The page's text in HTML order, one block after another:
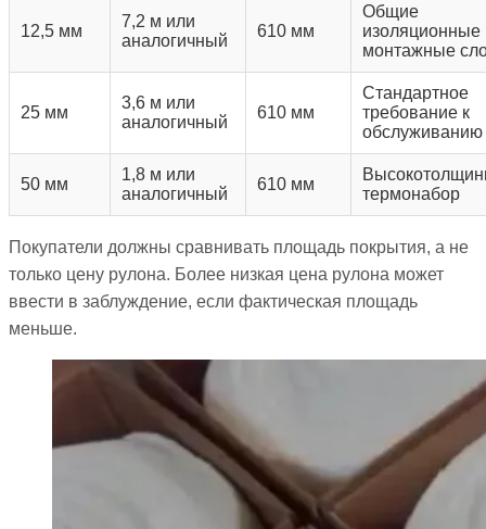
12,5 мм
7,2 м или
аналогичный
610 мм
Общие
изоляционные
монтажные
25 мм
3,6 м или
аналогичный
610 мм
Стандартное
требование к
обслуживанию
50 мм
1,8 м или
аналогичный
610 мм
термонабор
Покупатели должны сравнивать площадь покрытия, а не
только цену рулона. Более низкая цена рулона может
ввести в заблуждение, если фактическая площадь
меньше.